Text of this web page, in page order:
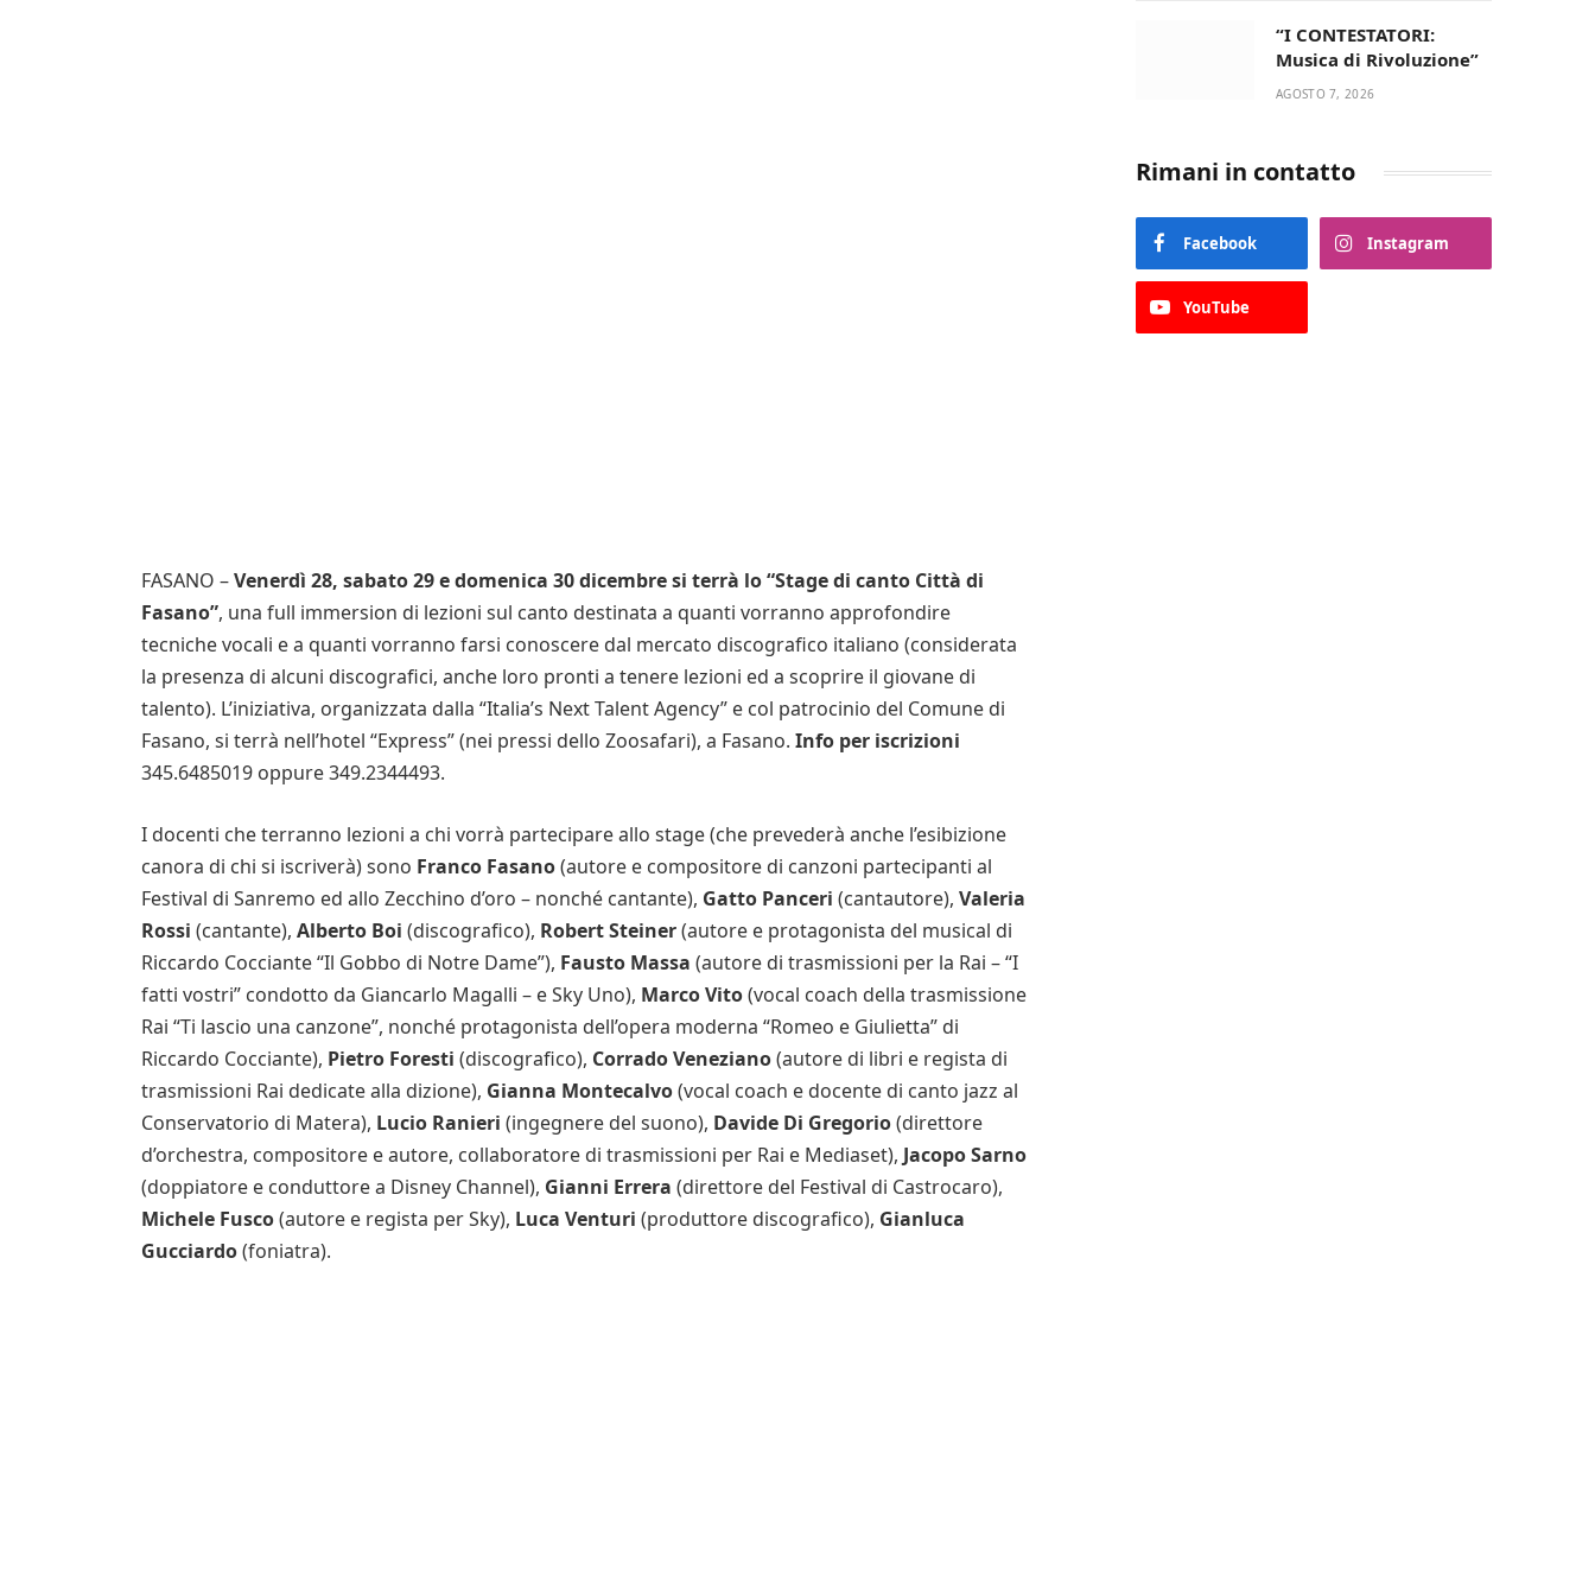
FASANO –Venerdì 28, sabato 29 e domenica 30 dicembre si terrà lo “Stage di canto Città di
Fasano”, una full immersion di lezioni sul canto destinata a quanti vorranno approfondire
tecniche vocali e a quanti vorranno farsi conoscere dal mercato discografico italiano (considerata
la presenza di alcuni discografici, anche loro pronti a tenere lezioni ed a scoprire il giovane di
talento). L’iniziativa, organizzata dalla “Italia’s Next Talent Agency” e col patrocinio del Comune di
Fasano, si terrà nell’hotel “Express” (nei pressi dello Zoosafari), a Fasano. Info per iscrizioni
345.6485019 oppure 349.2344493.
I docenti che terranno lezioni a chi vorrà partecipare allo stage (che prevederà anche l’esibizione
canora di chi si iscriverà) sono Franco Fasano(autore e compositore di canzoni partecipanti al
Festival di Sanremo ed allo Zecchino d’oro – nonché cantante), Gatto Panceri (cantautore), Valeria
Rossi (cantante), Alberto Boi (discografico), Robert Steiner(autore e protagonista del musical di
Riccardo Cocciante “Il Gobbo di Notre Dame”), Fausto Massa (autore di trasmissioni per la Rai – “I
fatti vostri” condotto da Giancarlo Magalli – e Sky Uno), Marco Vito(vocal coach della trasmissione
Rai “Ti lascio una canzone”, nonché protagonista dell’opera moderna “Romeo e Giulietta” di
Riccardo Cocciante), Pietro Foresti (discografico), Corrado Veneziano(autore di libri e regista di
trasmissioni Rai dedicate alla dizione), Gianna Montecalvo(vocal coach e docente di canto jazz al
Conservatorio di Matera), Lucio Ranieri (ingegnere del suono), Davide Di Gregorio(direttore
d’orchestra, compositore e autore, collaboratore di trasmissioni per Rai e Mediaset), Jacopo Sarno
(doppiatore e conduttore a Disney Channel), Gianni Errera (direttore del Festival di Castrocaro),
Michele Fusco(autore e regista per Sky), Luca Venturi (produttore discografico), Gianluca
Gucciardo(foniatra).
“I CONTESTATORI:
Musica di Rivoluzione”
AGOSTO 7, 2026
Rimani in contatto
Facebook Instagram
YouTube